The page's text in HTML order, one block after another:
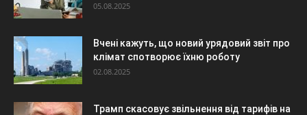
05.08.2025
Вчені кажуть, що новий урядовий звіт про
клімат спотворює їхню роботу
02.08.2025
Трамп скасовує звільнення від тарифів на